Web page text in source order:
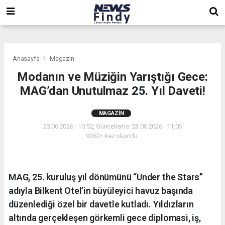
Anasayfa Magazin
Modanın ve Müziğin Yarıştığı Gece:
MAG’dan Unutulmaz 25. Yıl Daveti!
MAGAZIN
23.06.2026 - 10:52, Güncelleme: 23.06.2026 - 11:06
9262+ kez okundu.
MAG, 25. kuruluş yıl dönümünü “Under the Stars”
adıyla Bilkent Otel’in büyüleyici havuz başında
düzenlediği özel bir davetle kutladı. Yıldızların
altında gerçekleşen görkemli gece diplomasi, iş,